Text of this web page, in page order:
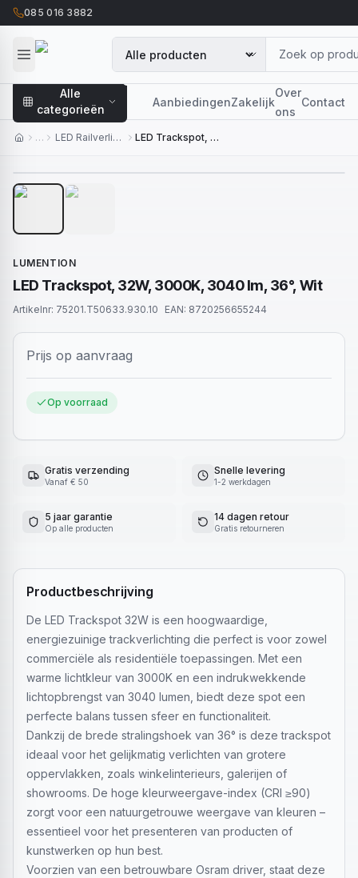
085 016 3882
Alle
categorieën
AanbiedingenZakelijk
Over
ons
Contact
… LED Railverlichting
LED Trackspot, 32W, 3000K, 3040 lm, 36°, Wit
LUMENTION
LED Trackspot, 32W, 3000K, 3040 lm, 36°, Wit
Artikelnr: 75201.T50633.930.10 EAN: 8720256655244
Prijs op aanvraag
Op voorraad
Gratis verzending
Vanaf € 50
Snelle levering
1-2 werkdagen
5 jaar garantie
Op alle producten
14 dagen retour
Gratis retourneren
Productbeschrijving
De LED Trackspot 32W is een hoogwaardige,
energiezuinige trackverlichting die perfect is voor zowel
commerciële als residentiële toepassingen. Met een
warme lichtkleur van 3000K en een indrukwekkende
lichtopbrengst van 3040 lumen, biedt deze spot een
perfecte balans tussen sfeer en functionaliteit.
Dankzij de brede stralingshoek van 36° is deze trackspot
ideaal voor het gelijkmatig verlichten van grotere
oppervlakken, zoals winkelinterieurs, galerijen of
showrooms. De hoge kleurweergave-index (CRI ≥90)
zorgt voor een natuurgetrouwe weergave van kleuren –
essentieel voor het presenteren van producten of
kunstwerken op hun best.
Voorzien van een betrouwbare Osram driver, staat deze